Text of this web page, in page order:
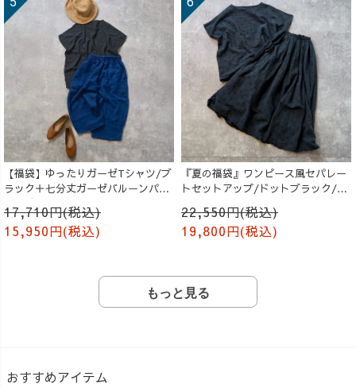
【福袋】ゆったりガーゼTシャツ/ブ
ラック＋七分丈ガーゼバルーンパン
ツ /ブルー
17,710円(税込)
15,950円(税込)
『夏の福袋』ワンピース風セパレー
トセットアップ/ドットブラック/遠
22,550円(税込)
19,800円(税込)
もっと見る
おすすめアイテム